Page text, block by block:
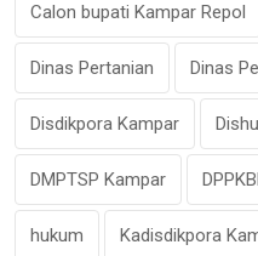
Calon bupati Kampar Repol
Dinas Pertanian Dinas
Disdikpora Kampar
DMPTSP Kampar
hukum Kadisdikpora